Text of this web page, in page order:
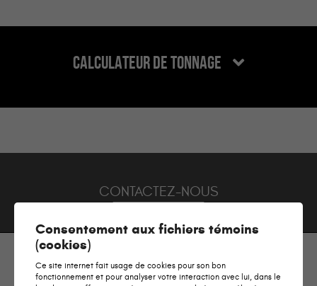
CALCULATEUR DE TONNAGE
CONTACTEZ-NOUS
Consentement aux fichiers témoins
(cookies)
Ce site internet fait usage de cookies pour son bon
fonctionnement et pour analyser votre interaction avec lui, dans le